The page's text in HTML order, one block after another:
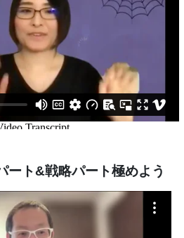
ート&戦略パート極めよう